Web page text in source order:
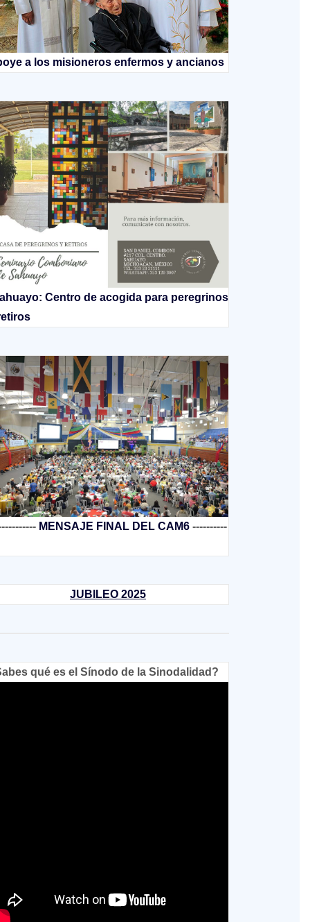
a los misioneros enfermos y ancianos
Centro de acogida para peregrinos
MENSAJE FINAL DEL CAM6 ----------
JUBILEO 2025
qué es el Sínodo de la Sinodalidad?